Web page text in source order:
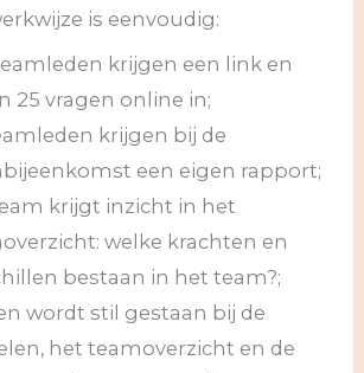
is eenvoudig:
krijgen een link en
25 vragen online in;
krijgen bij de
een eigen rapport;
krijgt inzicht in het
welke krachten en
bestaan in het team?;
wordt stil gestaan bij de
het teamoverzicht en de